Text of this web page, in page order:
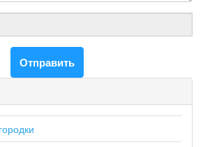
Отправить